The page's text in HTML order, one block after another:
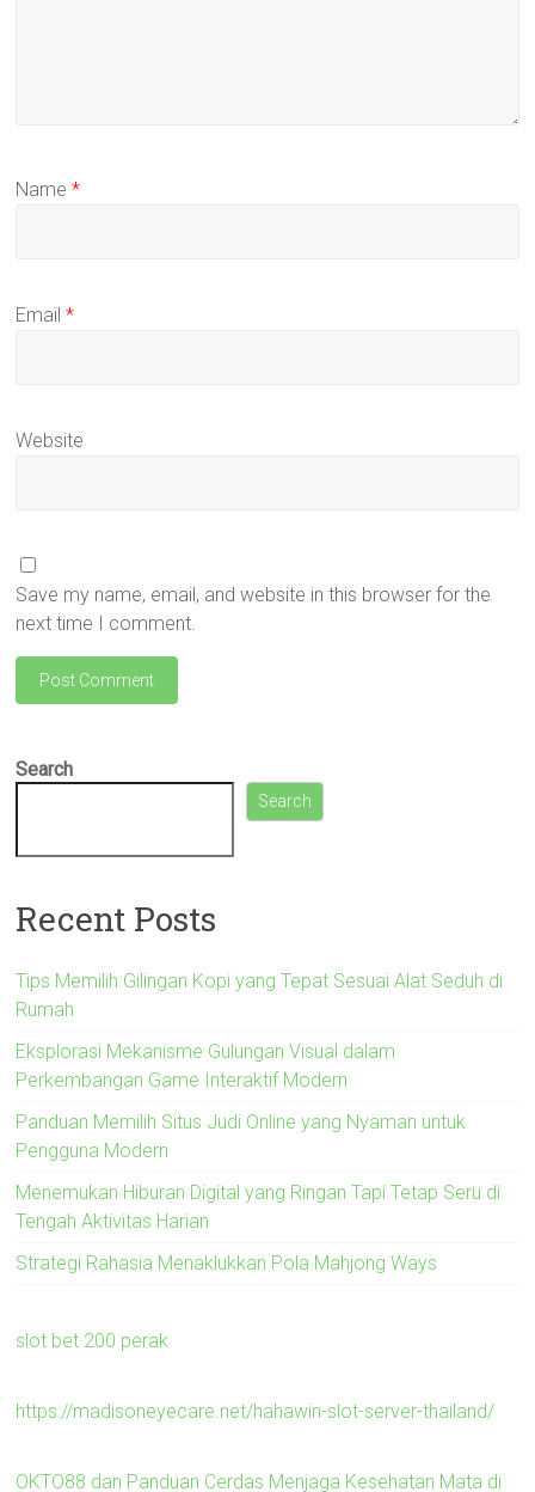
Name*
Email*
Website
Save my name, email, and website in this browser for the
next time I comment.
Search
Search
Recent Posts
Tips Memilih Gilingan Kopi yang Tepat Sesuai Alat Seduh di
Rumah
Eksplorasi Mekanisme Gulungan Visual dalam
Perkembangan Game Interaktif Modern
Panduan Memilih Situs Judi Online yang Nyaman untuk
Pengguna Modern
Menemukan Hiburan Digital yang Ringan Tapi Tetap Seru di
Tengah Aktivitas Harian
Strategi Rahasia Menaklukkan Pola Mahjong Ways
slot bet 200 perak
https://madisoneyecare.net/hahawin-slot-server-thailand/
OKTO88 dan Panduan Cerdas Menjaga Kesehatan Mata di